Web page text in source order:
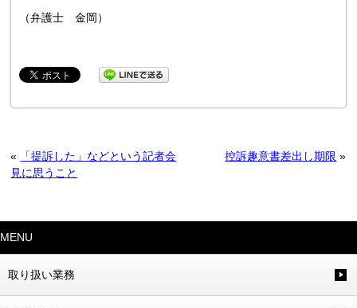
（弁護士 金岡）
«
「提訴した」などという記者会
見に思うこと
控訴趣意書差出し期限 »
MENU
取り扱い業務